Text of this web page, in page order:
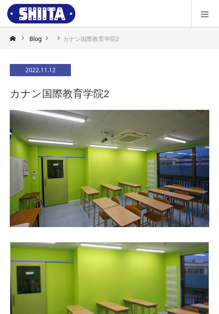
Blog カナン国際教育学院2
2022.11.12
カナン国際教育学院2